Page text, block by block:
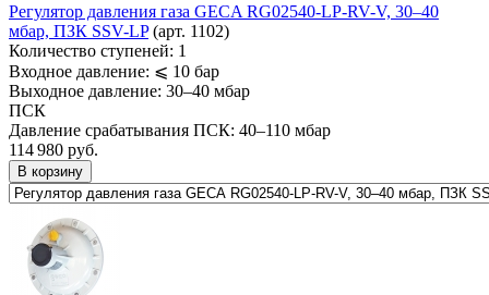
Регулятор давления газа GECA RG02540-LP-RV-V, 30–40
мбар, ПЗК SSV-LP (арт. 1102)
Количество ступеней: 1
Входное давление: ⩽ 10 бар
Выходное давление: 30–40 мбар
ПСК
Давление срабатывания ПСК: 40–110 мбар
114 980 руб.
В корзину